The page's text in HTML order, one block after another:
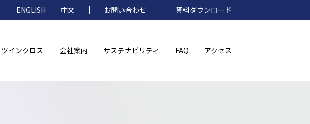
ENGLISH 中文 お問い合わせ 資料ダウンロード
ツインクロス 会社案内 サステナビリティ FAQ アクセス